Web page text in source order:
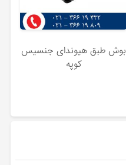
بوش طبق هیوندای جنسیس
کوپه